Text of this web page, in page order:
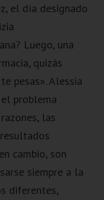
el día designado
Luego, una
quizás
pesas». Alessia
problema
las
cambio, son
siempre a la
diferentes,